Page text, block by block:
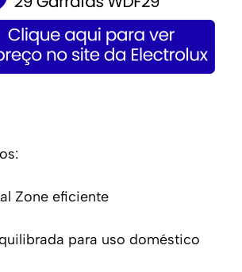
Zone eficiente
para uso doméstico